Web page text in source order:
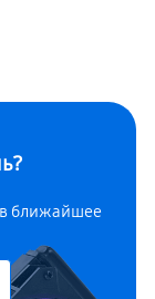
в ближайшее